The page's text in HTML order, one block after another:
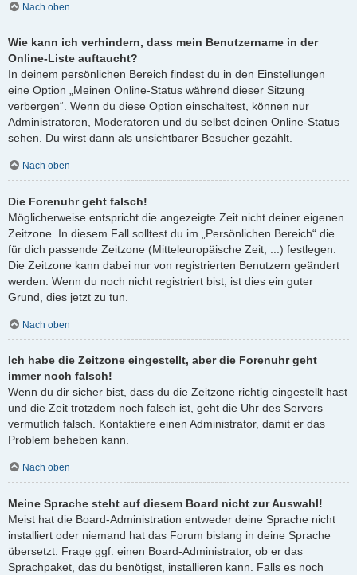
Nach oben
Wie kann ich verhindern, dass mein Benutzername in der
Online-Liste auftaucht?
In deinem persönlichen Bereich findest du in den Einstellungen
eine Option „Meinen Online-Status während dieser Sitzung
verbergen“. Wenn du diese Option einschaltest, können nur
Administratoren, Moderatoren und du selbst deinen Online-Status
sehen. Du wirst dann als unsichtbarer Besucher gezählt.
Nach oben
Die Forenuhr geht falsch!
Möglicherweise entspricht die angezeigte Zeit nicht deiner eigenen
Zeitzone. In diesem Fall solltest du im „Persönlichen Bereich“ die
für dich passende Zeitzone (Mitteleuropäische Zeit, ...) festlegen.
Die Zeitzone kann dabei nur von registrierten Benutzern geändert
werden. Wenn du noch nicht registriert bist, ist dies ein guter
Grund, dies jetzt zu tun.
Nach oben
Ich habe die Zeitzone eingestellt, aber die Forenuhr geht
immer noch falsch!
Wenn du dir sicher bist, dass du die Zeitzone richtig eingestellt hast
und die Zeit trotzdem noch falsch ist, geht die Uhr des Servers
vermutlich falsch. Kontaktiere einen Administrator, damit er das
Problem beheben kann.
Nach oben
Meine Sprache steht auf diesem Board nicht zur Auswahl!
Meist hat die Board-Administration entweder deine Sprache nicht
installiert oder niemand hat das Forum bislang in deine Sprache
übersetzt. Frage ggf. einen Board-Administrator, ob er das
Sprachpaket, das du benötigst, installieren kann. Falls es noch